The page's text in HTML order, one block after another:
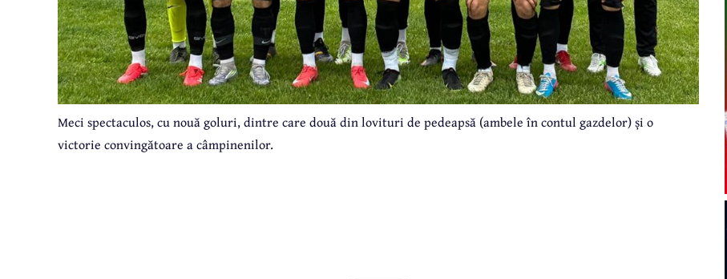
Meci spectaculos, cu nouă goluri, dintre care două din lovituri de pedeapsă (ambele în contul gazdelor) și o
victorie convingătoare a câmpinenilor.